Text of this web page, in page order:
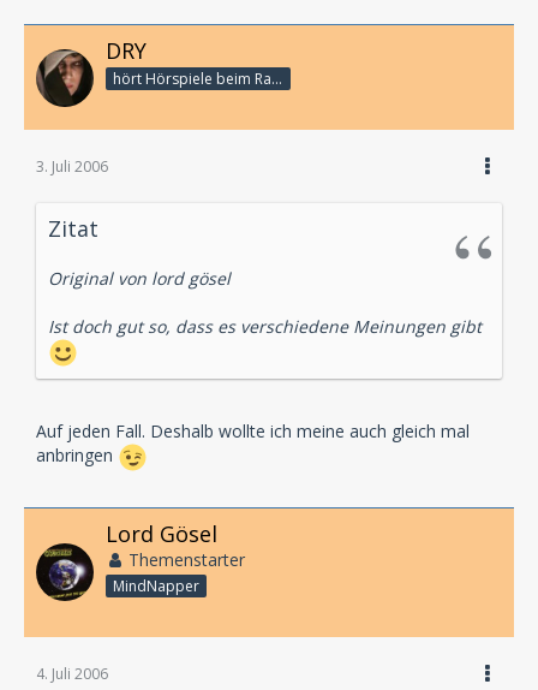
DRY
hört Hörspiele beim Rasenmähen
3. Juli 2006
Zitat
Original von lord gösel
Ist doch gut so, dass es verschiedene Meinungen gibt
Auf jeden Fall. Deshalb wollte ich meine auch gleich mal
anbringen
Lord Gösel
Themenstarter
MindNapper
4. Juli 2006